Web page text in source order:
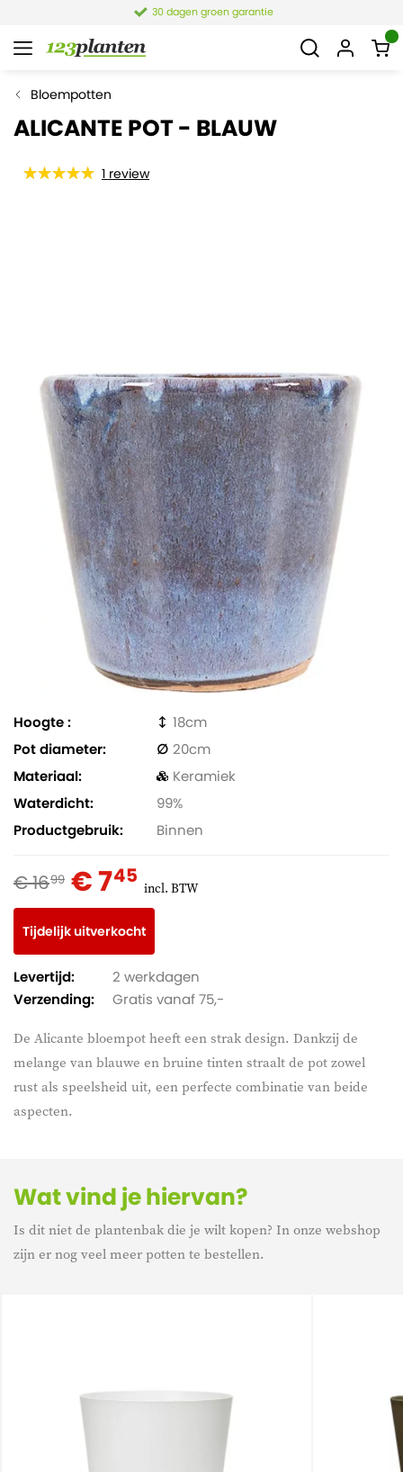
30 dagen groen garantie
Bloempotten
ALICANTE POT - BLAUW
1 review
De Alicante bloempot heeft een strak design. Dankzij de
melange van blauwe en bruine tinten straalt de pot zowel
rust als speelsheid uit, een perfecte combinatie van beide
aspecten.
Hoogte
18
Pot diameter
20
Materiaal
Keramiek
Waterdicht
99%
Productgebruik
Binnen
€ 1699 € 745 incl. BTW
Tijdelijk uitverkocht
Levertijd:
2 werkdagen
Verzending:
Gratis vanaf 75,-
Wat vind je hiervan?
Is dit niet de plantenbak die je wilt kopen? In onze webshop
zijn er nog veel meer potten te bestellen.